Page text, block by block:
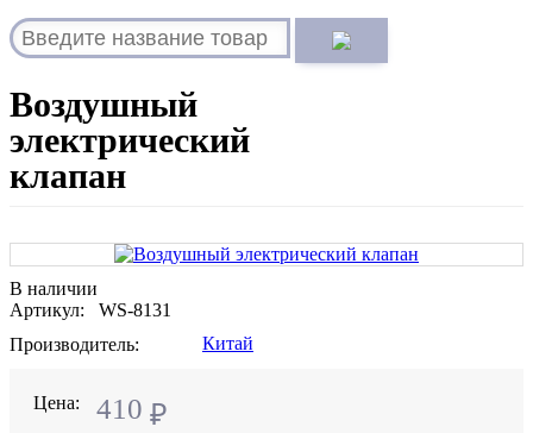
Воздушный
электрический
клапан
В наличии
Артикул: WS-8131
Производитель:
Китай
Цена: 410 ₽